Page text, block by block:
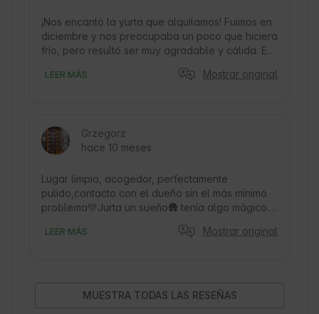
¡Nos encantó la yurta que alquilamos! Fuimos en
diciembre y nos preocupaba un poco que hiciera
frío, pero resultó ser muy agradable y cálida. Es
acogedor, cómodo y muy bien calefactado. ¡Sin
LEER MÁS Mostrar original
Grzegorz
hace 10 meses
Lugar limpio, acogedor, perfectamente
pulido,contacto con el dueño sin el más mínimo
problema💚Jurta un sueño🛖 tenía algo mágico...
de la estufa🤭 El ambiente era inconfundible, la
LEER MÁS Mostrar original
MUESTRA TODAS LAS RESEÑAS